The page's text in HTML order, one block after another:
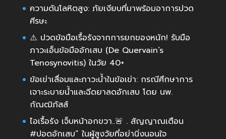
ความดันโลหิตสูง: ภัยเงียบที่มาพร้อมอาการปวด
ศีรษะ
⚠️ ปวดข้อมือเรื้อรังจากการยกของหนัก! รับมือ
ภาวะเอ็นข้อมืออักเสบ (De Quervain’s
Tenosynovitis) ในวัย 40+
ข้อเข่าเสื่อมและภาวะน้ำในข้อเข่า: กรณีศึกษาการ
เจาะระบายน้ำและฉีดยาลดอักเสบ โดย นพ.
กัณฒิภัสส์
ไอเรื้อรัง เจ็บหน้าอกขวา..🚨 . สัญญาณเตือน
#ปอดอักเสบ” ในผู้สูงวัยที่อย่านิ่งนอนใจ